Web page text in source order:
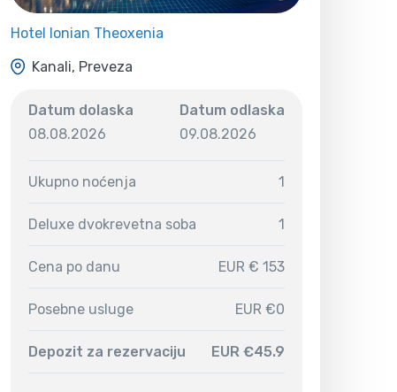
Hotel Ionian Theoxenia
Kanali, Preveza
Datum dolaska
08.08.2026
Datum odlaska
09.08.2026
Ukupno noćenja 1
Deluxe dvokrevetna soba 1
Cena po danu EUR € 153
Posebne usluge EUR €0
Depozit za rezervaciju EUR €45.9